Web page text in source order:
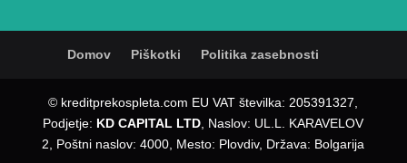
Domov Piškotki Politika zasebnosti
© kreditprekospleta.com EU VAT številka: 205391327,
Podjetje: KD CAPITAL LTD , Naslov: UL.L. KARAVELOV
2, Poštni naslov: 4000, Mesto: Plovdiv, Država: Bolgarija